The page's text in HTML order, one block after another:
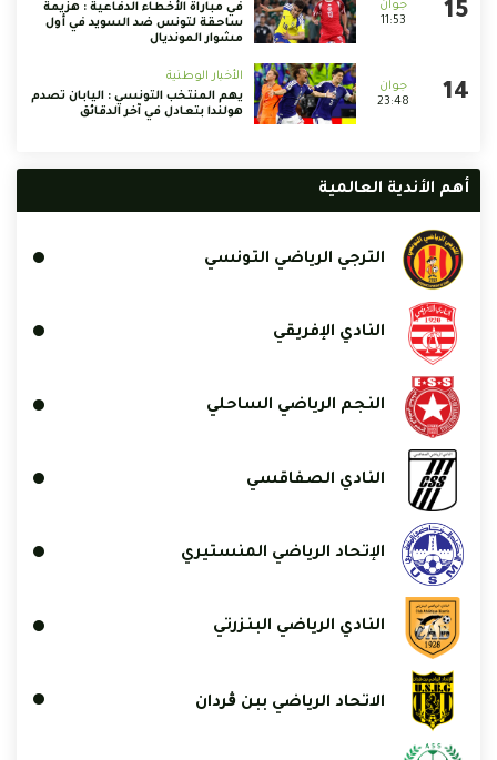
11:53
في مباراة الأخطاء الدفاعية : هزيمة
ساحقة لتونس ضد السويد في أول
مشوار المونديال
23:48
الأخبار الوطنية
يهم المنتخب التونسي : اليابان تصدم
هولندا بتعادل في آخر الدقائق
أهم الأندية العالمية
الترجي الرياضي التونسي
النادي الإفريقي
النجم الرياضي الساحلي
النادي الصفاقسي
الإتحاد الرياضي المنستيري
النادي الرياضي البنزرتي
الاتحاد الرياضي ببن ڨردان